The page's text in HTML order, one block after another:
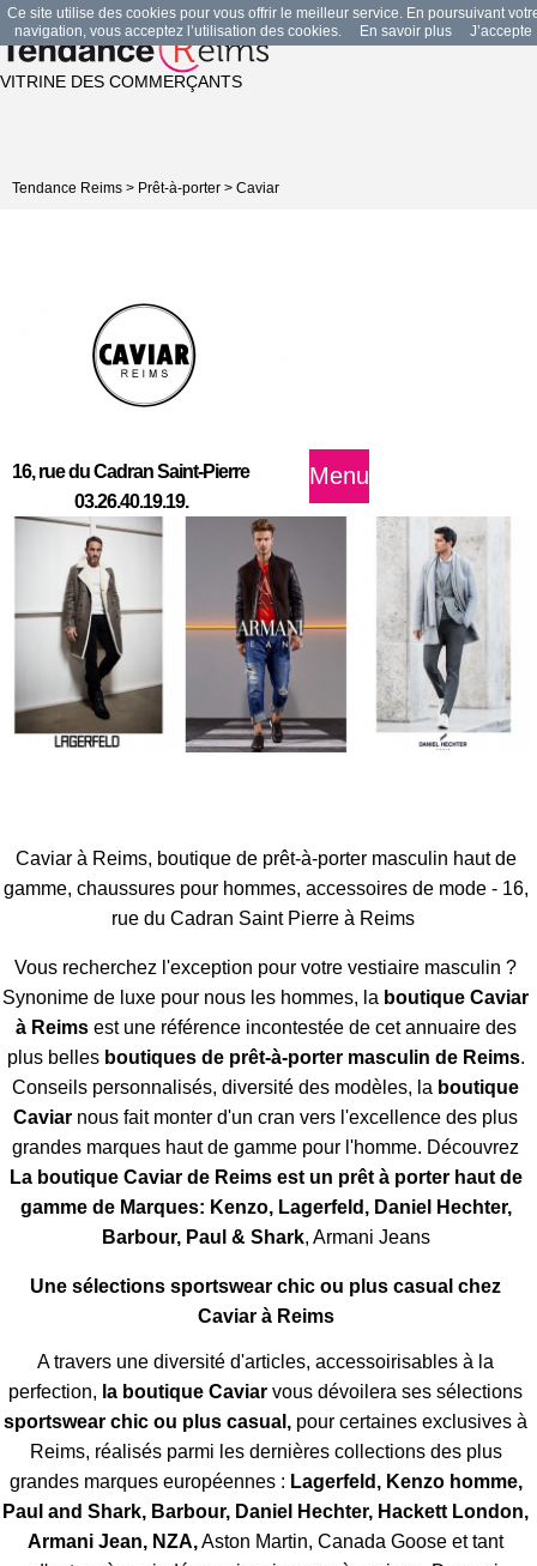
VITRINE DES COMMERÇANTS
Tendance Reims > Prêt-à-porter > Caviar
16, rue du Cadran Saint-Pierre
03.26.40.19.19.
Menu
Caviar à Reims, boutique de prêt-à-porter masculin haut de
gamme, chaussures pour hommes, accessoires de mode - 16,
rue du Cadran Saint Pierre à Reims
Vous recherchez l'exception pour votre vestiaire masculin ?
Synonime de luxe pour nous les hommes, la boutique Caviar
à Reims est une référence incontestée de cet annuaire des
plus bellesboutiques de prêt-à-porter masculin de Reims.
Conseils personnalisés, diversité des modèles, la boutique
Caviar nous fait monter d'un cran vers l'excellence des plus
grandes marques haut de gamme pour l'homme. Découvrez
La boutique Caviar de Reims est un prêt à porter haut de
gamme de Marques: Kenzo, Lagerfeld, Daniel Hechter,
Barbour, Paul & Shark, Armani Jeans
Une sélections sportswear chic ou plus casual chez
Caviar à Reims
A travers une diversité d'articles, accessoirisables à la
perfection, la boutique Caviar vous dévoilera ses sélections
sportswear chic ou plus casual, pour certaines exclusives à
Reims, réalisés parmi les dernières collections des plus
grandes marques européennes : Lagerfeld, Kenzo homme,
Paul and Shark, Barbour, Daniel Hechter, Hackett London,
Armani Jean, NZA,Aston Martin, Canada Goose et tant
Ce site utilise des cookies pour vous offrir le meilleur service. En poursuivant
navigation, vous acceptez l’utilisation des cookies.
En savoir plus J’accepte